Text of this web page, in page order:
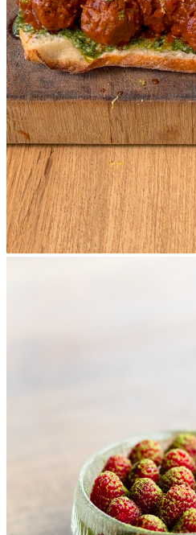
Чіабата з мітболами